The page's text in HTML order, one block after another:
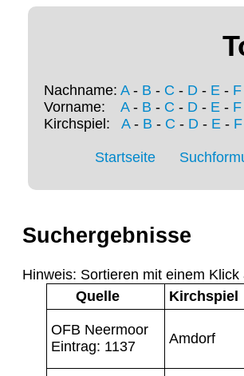
Nachname: A- B - C - D - E - F
Vorname: A- B - C - D - E - F
Kirchspiel: A- B - C - D- E- F
Startseite
Suchergebnisse
Hinweis: Sortieren mit einem
Quelle
Kirchspiel
OFB Neermoor
Eintrag: 1137
Amdorf